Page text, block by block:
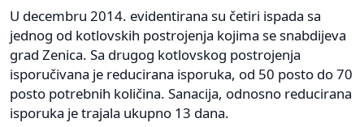
U decembru 2014. evidentirana su četiri ispada sa
jednog od kotlovskih postrojenja kojima se snabdijeva
grad Zenica. Sa drugog kotlovskog postrojenja
isporučivana je reducirana isporuka, od 50 posto do 70
posto potrebnih količina. Sanacija, odnosno reducirana
isporuka je trajala ukupno 13 dana.